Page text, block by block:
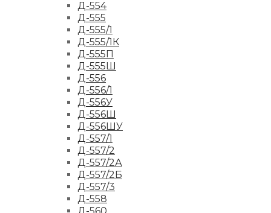
Д-554
Д-555
Д-555/1
Д-555/1К
Д-555П
Д-555Ш
Д-556
Д-556/1
Д-556У
Д-556Ш
Д-556ШУ
Д-557/1
Д-557/2
Д-557/2А
Д-557/2Б
Д-557/3
Д-558